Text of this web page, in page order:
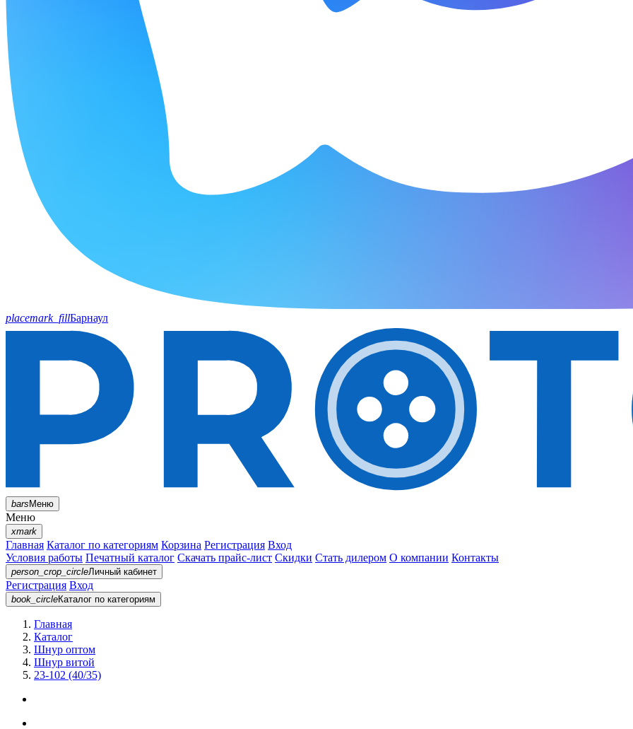
placemark_fillБарнаул
barsМеню
Меню
xmark
Главная Каталог по категориям Корзина Регистрация Вход
Условия работы Печатный каталог Скачать прайс-лист Скидки Стать дилером О компании Контакты
person_crop_circleЛичный кабинет
Регистрация Вход
book_circleКаталог по категориям
Главная
Каталог
Шнур оптом
Шнур витой
23-102 (40/35)